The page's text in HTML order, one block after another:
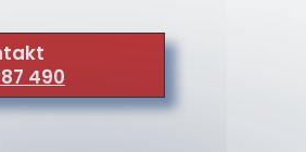
490